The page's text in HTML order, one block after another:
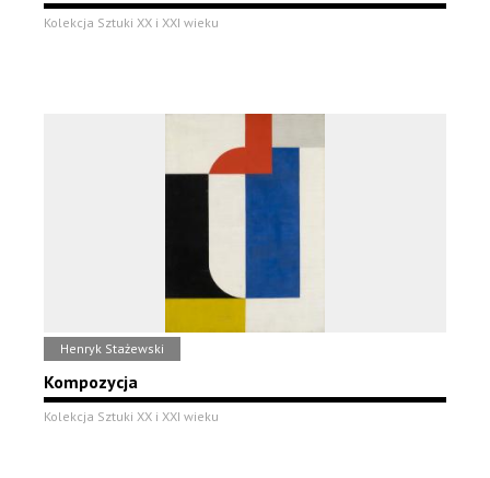
Kolekcja Sztuki XX i XXI wieku
Henryk Stażewski
Kompozycja
Kolekcja Sztuki XX i XXI wieku